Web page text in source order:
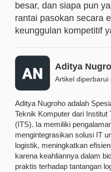
besar, dan siapa pun
rantai pasokan secara
keunggulan kompetitif
Aditya
Artikel diperbarui
Aditya Nugroho adalah
Teknik Komputer dari Institut
(ITS). Ia memiliki
mengintegrasikan solusi IT
logistik, meningkatkan
karena keahliannya dalam
praktis terhadap tantangan